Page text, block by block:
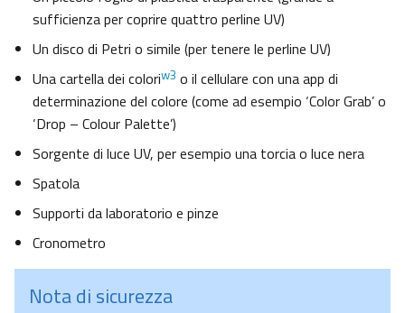
sufficienza per coprire quattro perline UV)
Un disco di Petri o simile (per tenere le perline UV)
Una cartella dei coloriw3 o il cellulare con una app di
determinazione del colore (come ad esempio ‘Color Grab’ o
‘Drop – Colour Palette’)
Sorgente di luce UV, per esempio una torcia o luce nera
Spatola
Supporti da laboratorio e pinze
Cronometro
Nota di sicurezza